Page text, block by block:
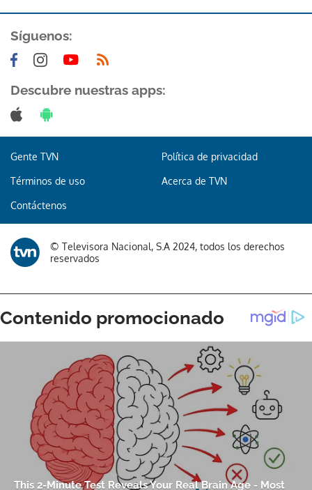
Gracias por suscribirte a nuestro boletín.
Síguenos:
Descubre nuestras apps:
Gente TVN Política de privacidad
Términos de uso Acerca de TVN
Contáctenos
© Televisora Nacional, S.A 2024, todos los derechos
reservados